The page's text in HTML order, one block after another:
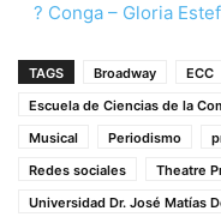
? Conga – Gloria
TAGS Broadway ECC
Escuela de Ciencias de la
Musical
Periodismo
Redes sociales
Theatre
Universidad Dr. José Matías